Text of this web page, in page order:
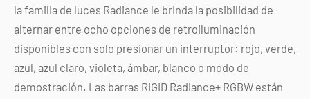
la familia de luces Radiance le brinda la posibilidad de
alternar entre ocho opciones de retroiluminación
disponibles con solo presionar un interruptor: rojo, verde,
azul, azul claro, violeta, ámbar, blanco o modo de
demostración. Las barras RIGID Radiance+ RGBW están